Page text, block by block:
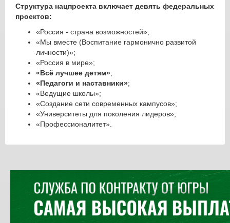
Структура нацпроекта включает девять федеральных
проектов:
«Россия - страна возможностей»;
«Мы вместе (Воспитание гармонично развитой
личности)»;
«Россия в мире»;
«Всё лучшее детям»;
«Педагоги и наставники»;
«Ведущие школы»;
«Создание сети современных кампусов»;
«Университеты для поколения лидеров»;
«Профессионалитет».